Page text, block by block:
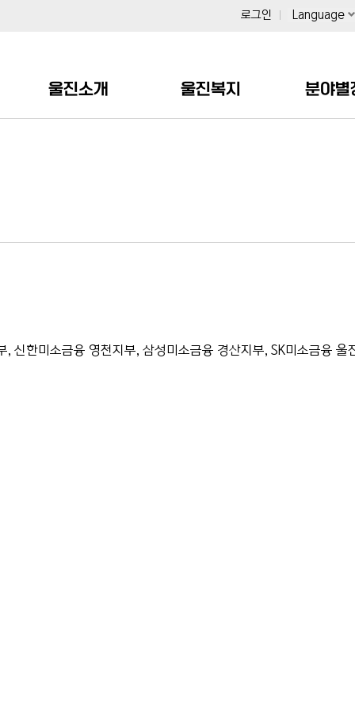
로그인 Language
울진소개 울진복지 분야별
한미소금융 영천지부, 삼성미소금융 경산지부, SK미소금융 울